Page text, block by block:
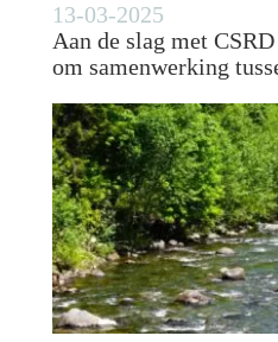
13-03-2025
Aan de slag met
om samenwerking